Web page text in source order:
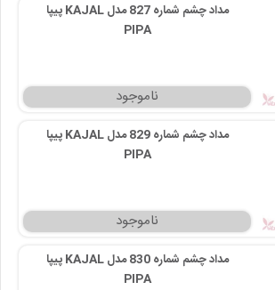
مداد چشم شماره 827 مدل KAJAL پیپا
PIPA
مداد چشم شماره 829 مدل KAJAL پیپا
PIPA
مداد چشم شماره 830 مدل KAJAL پیپا
PIPA